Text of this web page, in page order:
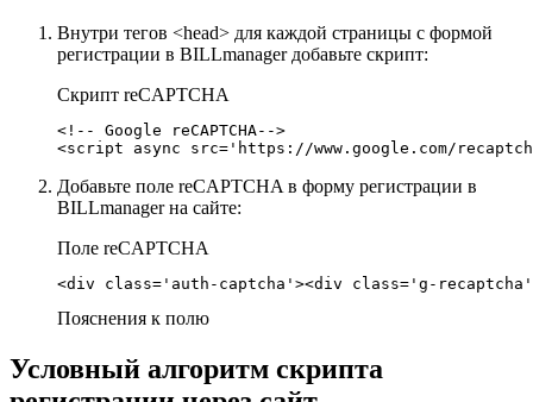
Внутри тегов <head> для каждой страницы с формой
регистрации в BILLmanager добавьте скрипт:
Скрипт reCAPTCHA
<!-- Google reCAPTCHA-->
<script async src='https://www.google.com/
Добавьте поле reCAPTCHA в форму регистрации в
BILLmanager на сайте:
Поле reCAPTCHA
<div class='auth-captcha'><div class='g-recaptcha'
Пояснения к полю
Условный алгоритм скрипта